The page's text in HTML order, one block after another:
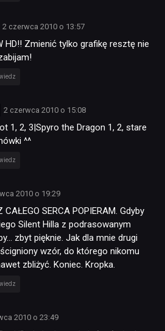
2 czerwca 2010 o 13:57
HD!! Zmienić tylko grafikę resztę nie
2 czerwca 2010 o 15:08
1, 2, 3|Spyro the Dragon 1, 2, stare
^^
2010 o 19:29
CAŁEGO SERCA POPIERAM. Gdyby
Silent Hilla z podrasowanym
zbyt pięknie. Jak dla mnie drugi
wzór, do którego nikomu
zbliżyć. Koniec. Kropka.
2010 o 23:49